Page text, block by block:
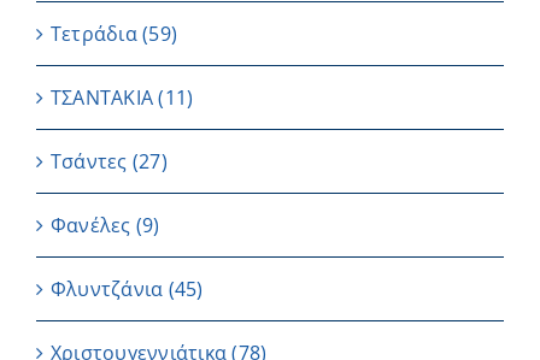
Τετράδια(59)
ΤΣΑΝΤΑΚΙΑ (11)
Τσάντες (27)
Φανέλες (9)
Φλυντζάνια (45)
Χριστουγεννιάτικα(78)